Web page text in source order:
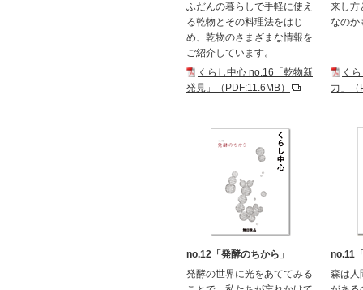
ふだんの暮らしで手軽に使え
る乾物とその料理法をはじ
め、乾物のさまざまな情報を
ご紹介しています。
来し方
なのか
くらし中心 no.16「乾物新
発見」（PDF:11.6MB）
く
力」（
no.12「発酵のちから」
発酵の世界に光をあててみる
no.11
森は人